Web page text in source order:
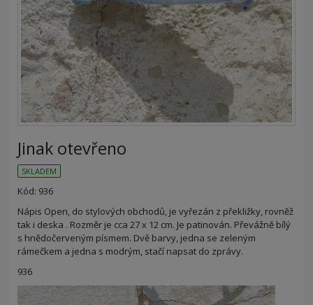
Jinak otevřeno
SKLADEM
Kód: 936
Nápis Open, do stylových obchodů, je vyřezán z překližky, rovněž
tak i deska . Rozměr je cca 27 x 12 cm. Je patinován. Převážně bílý
s hnědočerveným písmem. Dvě barvy, jedna se zeleným
rámečkem a jedna s modrým, stačí napsat do zprávy.
936